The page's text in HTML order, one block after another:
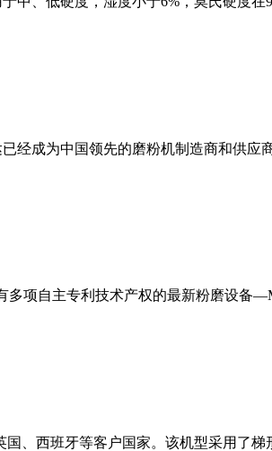
经成为中国领先的磨粉机制造商和供
项自主专利技术产权的最新粉磨设备
、西班牙等客户国家。该机型采用了